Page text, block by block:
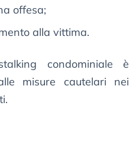
offesa;
alla vittima.
condominiale è
misure cautelari nei